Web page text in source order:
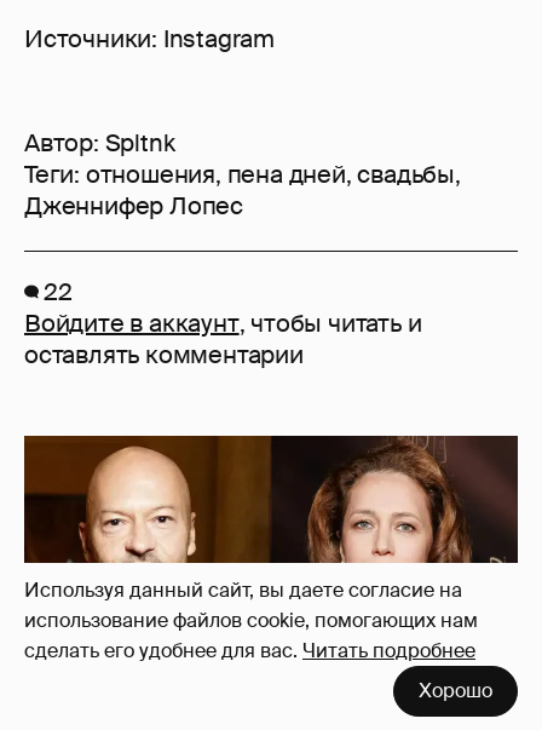
Используя данный сайт, вы даете согласие на
использование файлов cookie, помогающих нам
сделать его удобнее для вас. Читать подробнее
Хорошо
Источники: Instagram
Автор: Spltnk
Теги: отношения, пена дней,свадьбы,
Дженнифер Лопес
22
Войдите в аккаунт, чтобы читать и
оставлять комментарии